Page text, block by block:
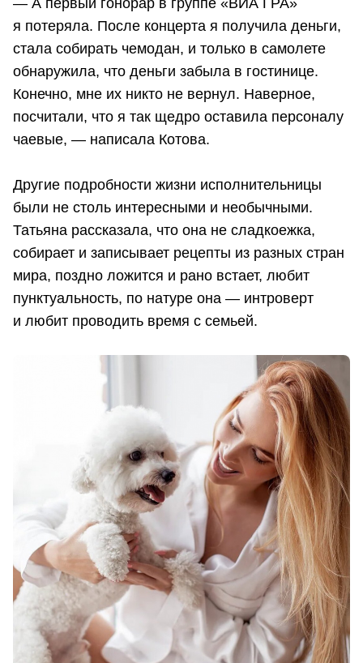
я потеряла. После концерта я получила деньги,
стала собирать чемодан, и только в самолете
обнаружила, что деньги забыла в гостинице.
Конечно, мне их никто не вернул. Наверное,
посчитали, что я так щедро оставила персоналу
чаевые, — написала Котова.
Другие подробности жизни исполнительницы
были не столь интересными и необычными.
Татьяна рассказала, что она не сладкоежка,
собирает и записывает рецепты из разных стран
мира, поздно ложится и рано встает, любит
пунктуальность, по натуре она — интроверт
и любит проводить время с семьей.